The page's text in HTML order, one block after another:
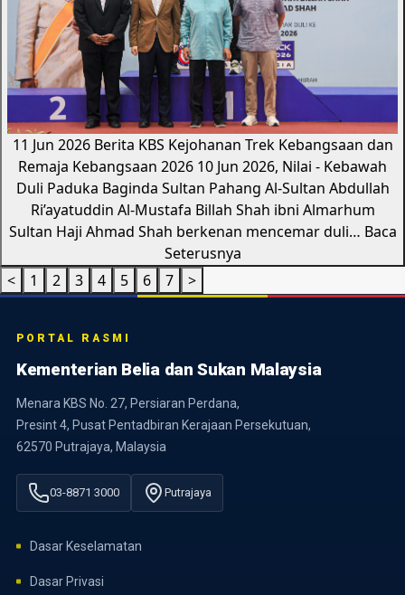
11 Jun 2026 Berita KBS Kejohanan Trek Kebangsaan dan
Remaja Kebangsaan 2026 10 Jun 2026, Nilai - Kebawah
Duli Paduka Baginda Sultan Pahang Al-Sultan Abdullah
Ri’ayatuddin Al-Mustafa Billah Shah ibni Almarhum
Sultan Haji Ahmad Shah berkenan mencemar duli… Baca
Seterusnya
<
1 2 3 4 5 6 7 >
PORTAL RASMI
Kementerian Belia dan Sukan Malaysia
Menara KBS No. 27, Persiaran Perdana,
Presint 4, Pusat Pentadbiran Kerajaan Persekutuan,
62570 Putrajaya, Malaysia
03-8871 3000 Putrajaya
Dasar Keselamatan
Dasar Privasi